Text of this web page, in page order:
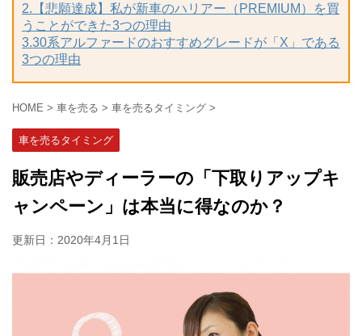
2.【悲願達成】私が新車のハリアー（PREMIUM）を買
うことができた3つの理由
3.30系アルファードのおすすめグレードが「X」である
3つの理由
HOME > 車を売る > 車を売るタイミング >
車を売るタイミング
販売店やディーラーの「下取りアップキ
ャンペーン」は本当に得なのか？
更新日： 2020年4月1日